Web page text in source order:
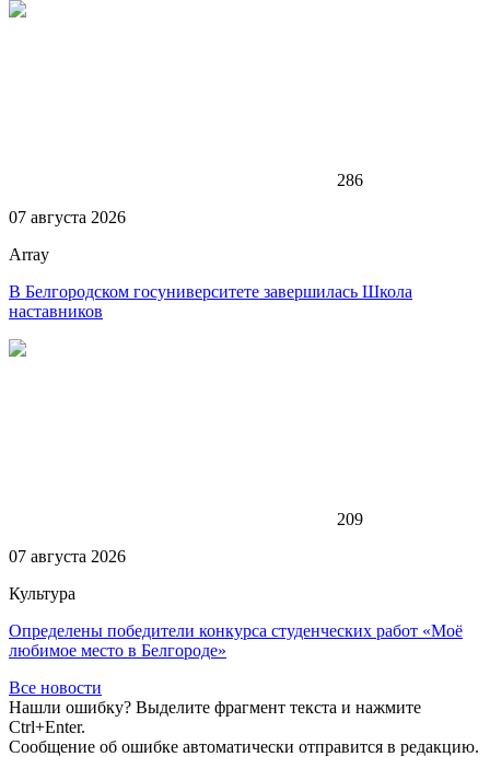
286
07 августа 2026
Array
В Белгородском госуниверситете завершилась Школа
наставников
209
07 августа 2026
Культура
Определены победители конкурса студенческих работ «Моё
любимое место в Белгороде»
Все новости
Нашли ошибку? Выделите фрагмент текста и нажмите
Ctrl+Enter.
Сообщение об ошибке автоматически отправится в редакцию.